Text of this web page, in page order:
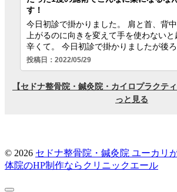
© 2026 セドナ整骨院・鍼灸院 ユーカリ
体院のHP制作ならクリニックエール